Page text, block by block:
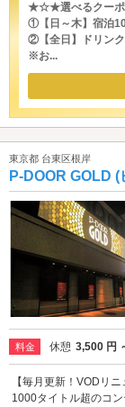
★☆★選べるクー
①【日～木】宿泊
②【全日】ドリン
※お...
東京都 台東区根岸
P-DOOR GOLD
料金 休憩 3,500 円
【毎月更新！VODリ
1000タイトル超のコ